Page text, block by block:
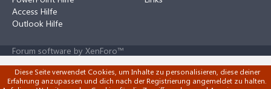
Access Hilfe
Outlook Hilfe
Forum software by XenForo™
Diese Seite verwendet Cookies, um Inhalte zu personalisieren, diese deiner
Erfahrung anzupassen und dich nach der Registrierung angemeldet zu halten.